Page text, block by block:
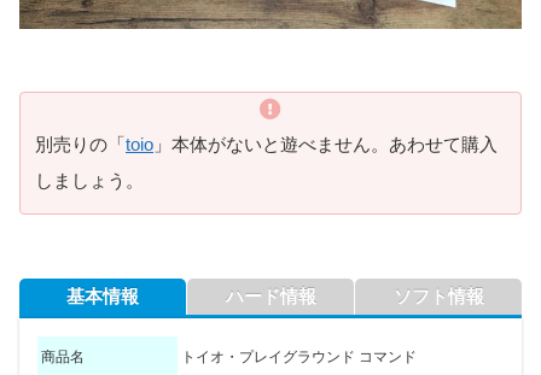
別売りの「toio 」本体がないと遊べません。あわせて購入
しましょう。
基本情報
商品名 トイオ・プレイグラウンド コマンド
ハード情報 ソフト情報